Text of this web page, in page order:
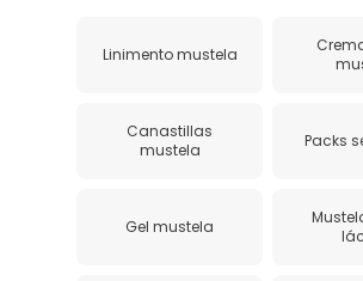
Linimento mustela
Canastillas
mustela
Packs
Gel mustela